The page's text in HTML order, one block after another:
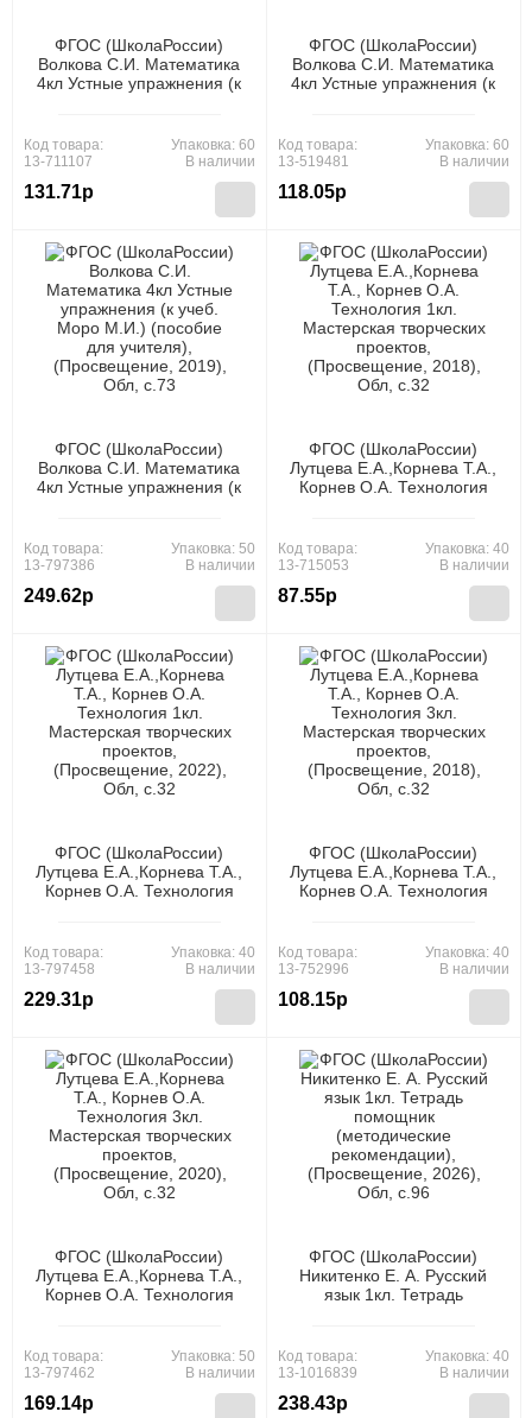
ФГОС (ШколаРоссии)
Волкова С.И. Математика
4кл Устные упражнения (к
(Просвещение, 2018), Обл,
Код товара:
13-711107
131.71р
Упаковка: 60
В наличии
ФГОС (ШколаРоссии)
Волкова С.И. Математика
4кл Устные упражнения (к
(Просвещение, 2013), Обл,
Код товара:
13-519481
118.05р
Упаковка: 60
В наличии
ФГОС (ШколаРоссии)
Волкова С.И. Математика
4кл Устные упражнения (к
(Просвещение, 2019), Обл,
Код товара:
13-797386
249.62р
Упаковка: 50
В наличии
ФГОС (ШколаРоссии)
Лутцева Е.А.,Корнева Т.А.,
Корнев О.А. Технология
(Просвещение, 2018), Обл,
Код товара:
13-715053
87.55р
Упаковка: 40
В наличии
ФГОС (ШколаРоссии)
Лутцева Е.А.,Корнева Т.А.,
Корнев О.А. Технология
(Просвещение, 2022), Обл,
Код товара:
13-797458
229.31р
Упаковка: 40
В наличии
ФГОС (ШколаРоссии)
Лутцева Е.А.,Корнева Т.А.,
Корнев О.А. Технология
(Просвещение, 2018), Обл,
Код товара:
13-752996
108.15р
Упаковка: 40
В наличии
ФГОС (ШколаРоссии)
Лутцева Е.А.,Корнева Т.А.,
Корнев О.А. Технология
(Просвещение, 2020), Обл,
Код товара:
13-797462
169.14р
Упаковка: 50
В наличии
ФГОС (ШколаРоссии)
Никитенко Е. А. Русский
язык 1кл. Тетрадь
(Просвещение, 2026), Обл,
Код товара:
13-1016839
238.43р
Упаковка: 40
В наличии